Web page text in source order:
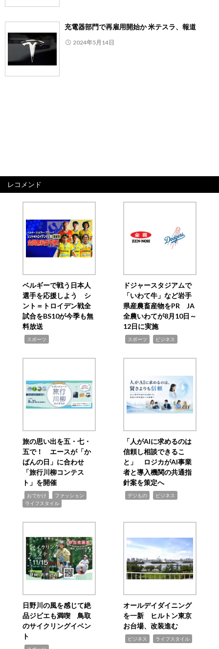
充電器部門で再雇用開始か 米テスラ、報道
2024年5月14日
レコメンド
ベルギーで戦う日本人
選手を応援しよう シ
ント＝トロイデン戦全
試合をBS10が今季も無
料放送
スポーツ
ドジャースタジアムで
「いわて牛」など岩手
県産農畜産物をPR JA
全農いわてが8月10日～
12日に実施
スポーツ ビジネス
旅の思い出を五・七・
五で！ エースが「か
ばんの日」に合わせ
「旅行川柳コンテス
ト」を開催
おでかけ ファッション
ライフスタイル
「人がAIに求めるのは
信頼し相談できるこ
と」 ロジカがAI事業
者と導入機関の共通指
針案を策定へ
デジもの ビジネス
日野川の風を感じて絶
品ジビエも満喫 鳥取
のサイクリングイベン
ト
オールデイダイニング
を一新 ヒルトン東京
お台場、改装進む
ビジネス ライフスタイル